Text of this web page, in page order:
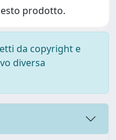
prodotto.
da copyright e
diversa